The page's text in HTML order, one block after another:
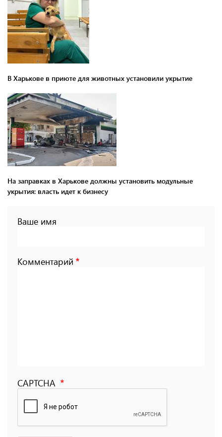
В Харькове в приюте для животных установили укрытие
На заправках в Харькове должны установить модульные
укрытия: власть идет к бизнесу
Ваше имя
Комментарий
CAPTCHA